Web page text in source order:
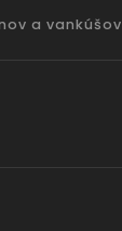
a vankúšov